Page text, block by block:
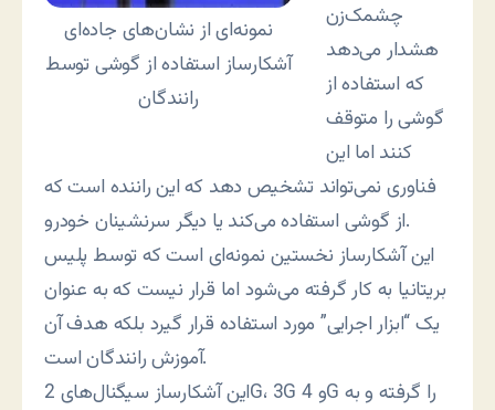
نمونه‌ای از نشان‌های جاده‌ای
آشکارساز استفاده از گوشی توسط
رانندگان
چشمک‌زن
هشدار می‌دهد
که استفاده از
گوشی را متوقف
کنند اما این
فناوری نمی‌تواند تشخیص دهد که این راننده است که
از گوشی استفاده می‌کند یا دیگر سرنشینان خودرو.
این آشکارساز نخستین نمونه‌ای است که توسط پلیس
بریتانیا به کار گرفته می‌شود اما قرار نیست که به عنوان
یک “ابزار اجرایی” مورد استفاده قرار گیرد بلکه هدف آن
آموزش رانندگان است.
این آشکارساز سیگنال‌های 2G، 3G و 4G را گرفته و به